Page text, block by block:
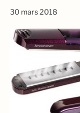
30 mars 2018